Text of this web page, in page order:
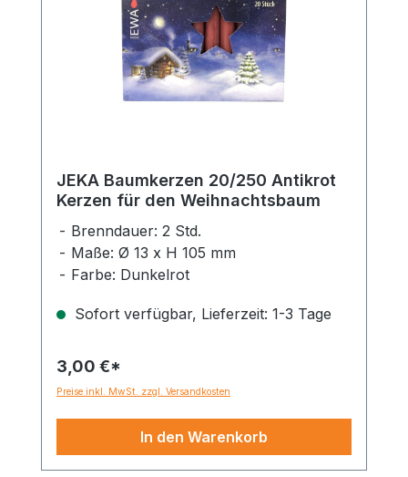
JEKA Baumkerzen 20/250 Antikrot
Kerzen für den Weihnachtsbaum
Brenndauer: 2 Std.
Maße: Ø 13 x H 105 mm
Farbe: Dunkelrot
Sofort verfügbar, Lieferzeit: 1-3 Tage
3,00 €*
Preise inkl. MwSt. zzgl. Versandkosten
In den Warenkorb